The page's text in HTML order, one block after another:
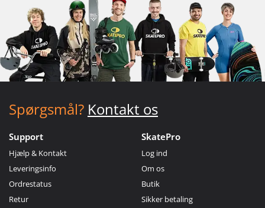
Spørgsmål? Kontakt os
Support
Hjælp & Kontakt
Leveringsinfo
Ordrestatus
Retur
SkatePro
Log ind
Om os
Butik
Sikker betaling